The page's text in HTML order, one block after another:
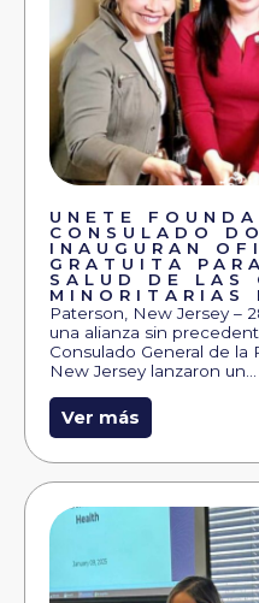
UNETE
CONSULADO
INAUGURAN
GRATUITA
SALUD DE LAS
MINORITARIAS
Paterson, New Jersey –
una alianza sin
Consulado General de la
New Jersey lanzaron un…
Ver más